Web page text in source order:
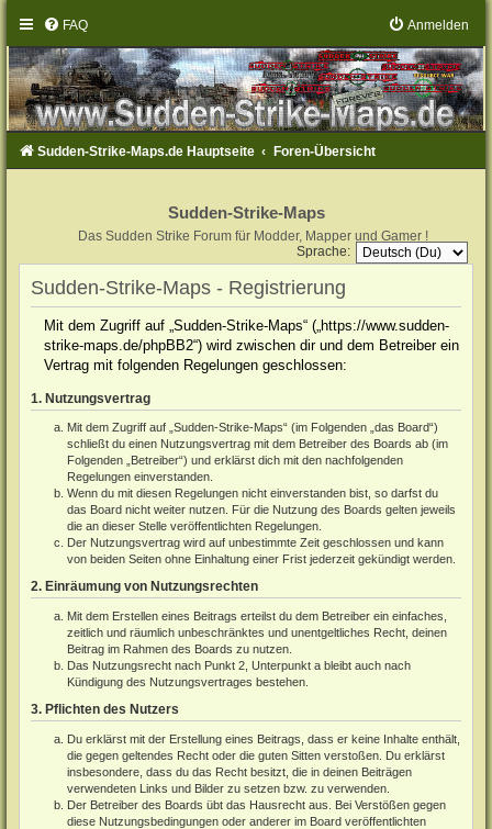
FAQ Anmelden
Sudden-Strike-Maps.de Hauptseite Foren-Übersicht
Sudden-Strike-Maps
Das Sudden Strike Forum für Modder, Mapper und Gamer !
Sprache:
Sudden-Strike-Maps - Registrierung
Mit dem Zugriff auf „Sudden-Strike-Maps“ („https://www.sudden-
strike-maps.de/phpBB2“) wird zwischen dir und dem Betreiber ein
Vertrag mit folgenden Regelungen geschlossen:
1. Nutzungsvertrag
Mit dem Zugriff auf „Sudden-Strike-Maps“ (im Folgenden „das Board“)
schließt du einen Nutzungsvertrag mit dem Betreiber des Boards ab (im
Folgenden „Betreiber“) und erklärst dich mit den nachfolgenden
Regelungen einverstanden.
Wenn du mit diesen Regelungen nicht einverstanden bist, so darfst du
das Board nicht weiter nutzen. Für die Nutzung des Boards gelten jeweils
die an dieser Stelle veröffentlichten Regelungen.
Der Nutzungsvertrag wird auf unbestimmte Zeit geschlossen und kann
von beiden Seiten ohne Einhaltung einer Frist jederzeit gekündigt werden.
2. Einräumung von Nutzungsrechten
Mit dem Erstellen eines Beitrags erteilst du dem Betreiber ein einfaches,
zeitlich und räumlich unbeschränktes und unentgeltliches Recht, deinen
Beitrag im Rahmen des Boards zu nutzen.
Das Nutzungsrecht nach Punkt 2, Unterpunkt a bleibt auch nach
Kündigung des Nutzungsvertrages bestehen.
3. Pflichten des Nutzers
Du erklärst mit der Erstellung eines Beitrags, dass er keine Inhalte enthält,
die gegen geltendes Recht oder die guten Sitten verstoßen. Du erklärst
insbesondere, dass du das Recht besitzt, die in deinen Beiträgen
verwendeten Links und Bilder zu setzen bzw. zu verwenden.
Der Betreiber des Boards übt das Hausrecht aus. Bei Verstößen gegen
diese Nutzungsbedingungen oder anderer im Board veröffentlichten